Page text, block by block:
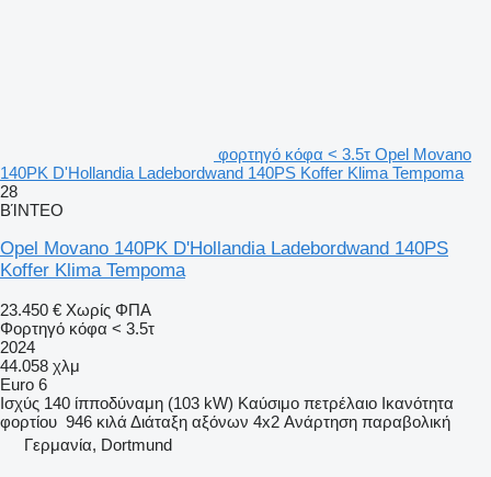
φορτηγό κόφα < 3.5τ Opel Movano
140PK D'Hollandia Ladebordwand 140PS Koffer Klima Tempoma
28
ΒΊΝΤΕΟ
Opel Movano 140PK D'Hollandia Ladebordwand 140PS
Koffer Klima Tempoma
23.450 € Χωρίς ΦΠΑ
Φορτηγό κόφα < 3.5τ
2024
44.058 χλμ
Euro 6
Ισχύς 140 ίπποδύναμη (103 kW) Καύσιμο πετρέλαιο Ικανότητα
φορτίου 946 κιλά Διάταξη αξόνων 4x2 Ανάρτηση παραβολική
Γερμανία, Dortmund